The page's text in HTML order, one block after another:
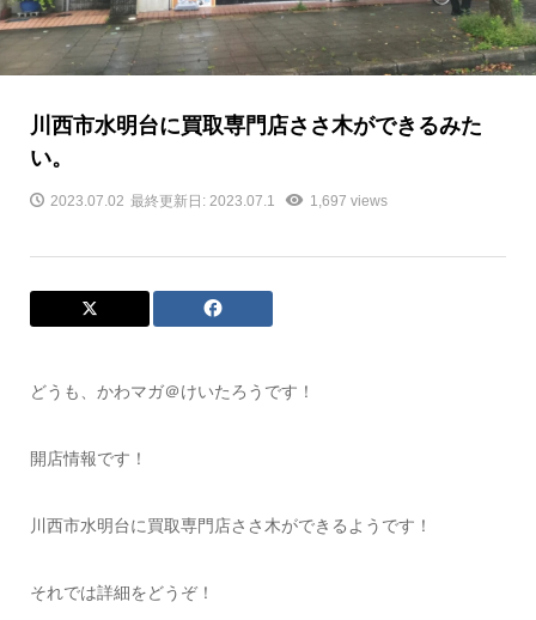
川西市水明台に買取専門店ささ木ができるみた
い。
2023.07.02 最終更新日: 2023.07.1 1,697 views
どうも、かわマガ＠けいたろうです！
開店情報です！
川西市水明台に買取専門店ささ木ができるようです！
それでは詳細をどうぞ！